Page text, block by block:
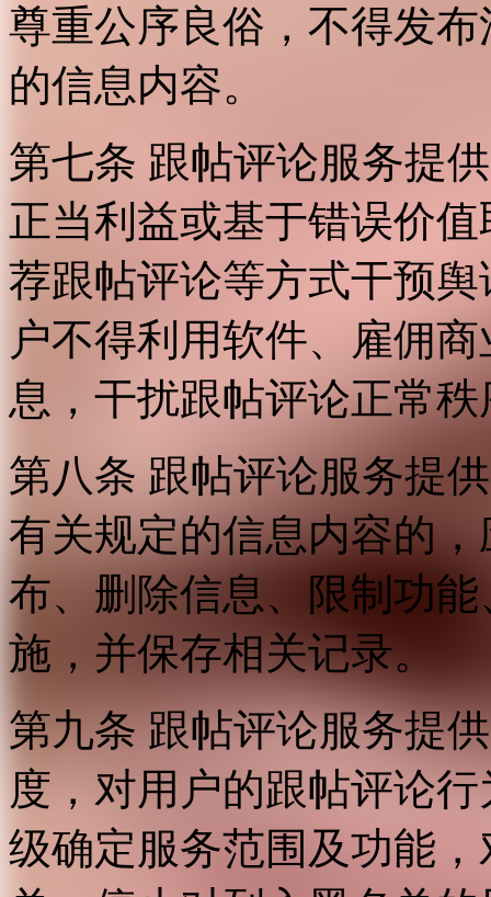
尊重公序良俗，不得发
的信息内容。
第七条 跟帖评论服务提
正当利益或基于错误价
荐跟帖评论等方式干预
户不得利用软件、雇佣
息，干扰跟帖评论正常
第八条 跟帖评论服务提
有关规定的信息内容的
布、删除信息、限制功
施，并保存相关记录。
第九条 跟帖评论服务提
度，对用户的跟帖评论
级确定服务范围及功能